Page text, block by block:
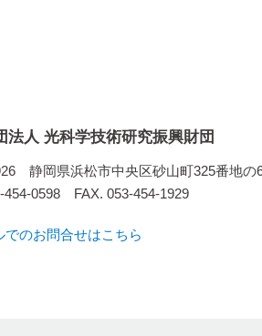
法人 光科学技術研究振興財団
静岡県浜松市中央区砂山町325番地
454-0598 FAX. 053-454-1929
でのお問合せはこちら